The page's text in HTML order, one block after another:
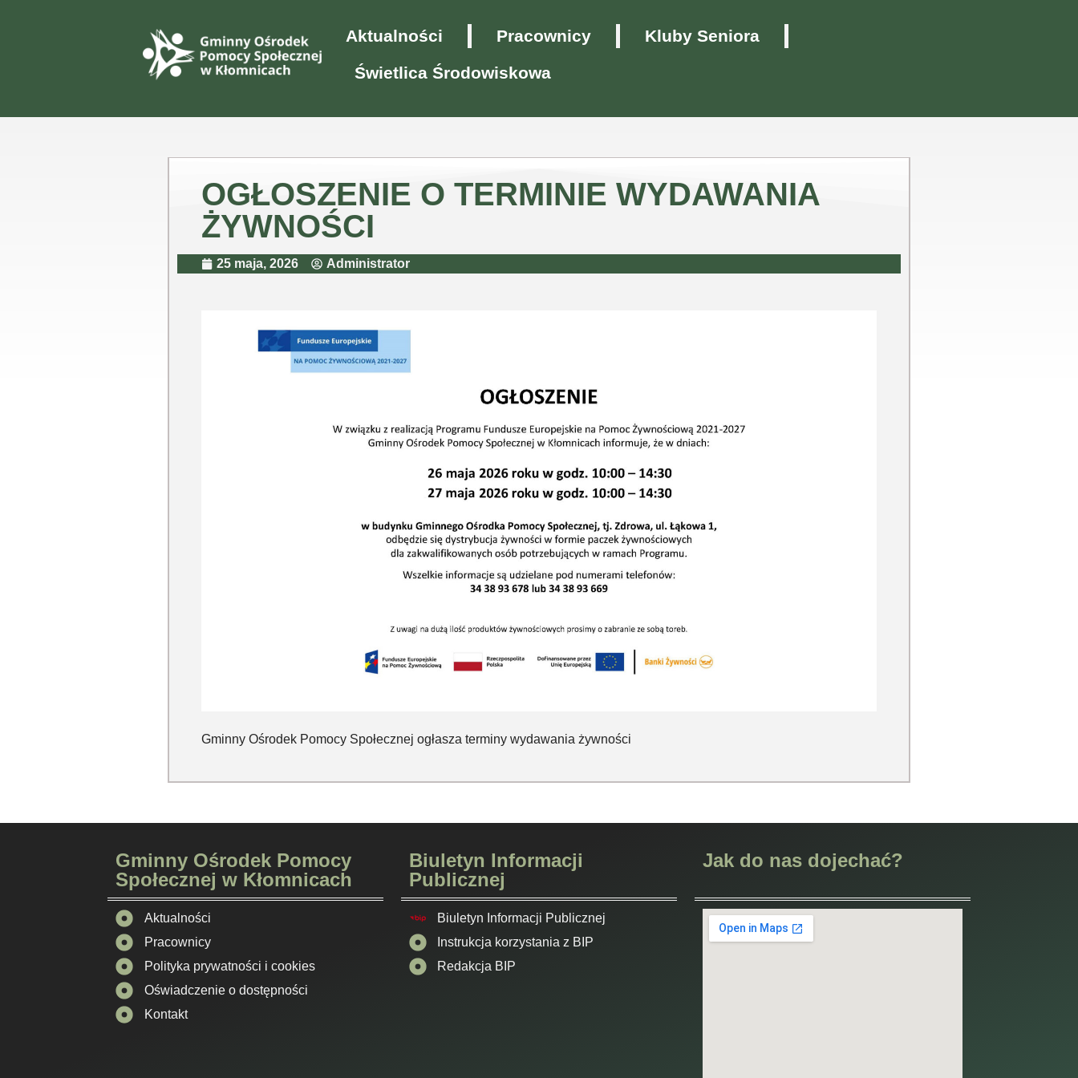
Aktualności Pracownicy
Kluby Seniora
Świetlica Środowiskowa
OGŁOSZENIE O TERMINIE WYDAWANIA
ŻYWNOŚCI
25 maja, 2026 Administrator
Gminny Ośrodek Pomocy Społecznej ogłasza terminy wydawania żywności
Gminny Ośrodek Pomocy
Społecznej w Kłomnicach
Biuletyn Informacji
Publicznej
Jak do nas dojechać?
Aktualności
Pracownicy
Polityka prywatności i cookies
Oświadczenie o dostępności
Kontakt
Biuletyn Informacji Publicznej
Instrukcja korzystania z BIP
Redakcja BIP